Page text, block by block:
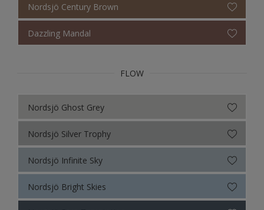
Nordsjö Century Brown
Dazzling Mandal
FLOW
Nordsjö Ghost Grey
Nordsjö Silver Trophy
Nordsjö Infinite Sky
Nordsjö Bright Skies